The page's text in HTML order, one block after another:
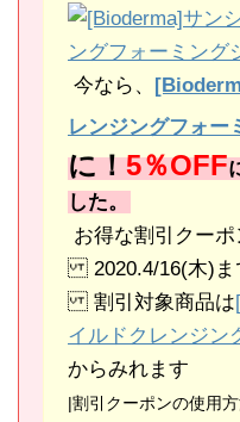
今なら、
レンジングフォー
に！5％OFF
した。
お得な割引クー
2020.4/16(木)ま
割引対象商品は
イルドクレンジン
からみれます
|割引クーポンの使用方